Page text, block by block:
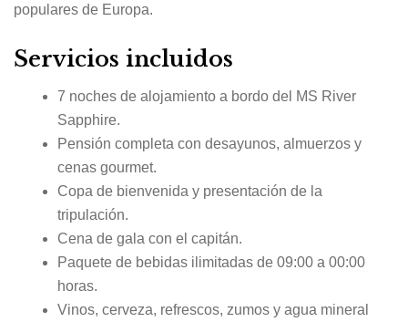
populares de Europa.
Servicios incluidos
7 noches de alojamiento a bordo del MS River
Sapphire.
Pensión completa con desayunos, almuerzos y
cenas gourmet.
Copa de bienvenida y presentación de la
tripulación.
Cena de gala con el capitán.
Paquete de bebidas ilimitadas de 09:00 a 00:00
horas.
Vinos, cerveza, refrescos, zumos y agua mineral